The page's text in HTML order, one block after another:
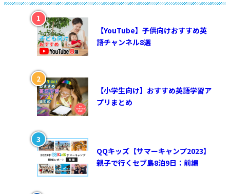
【YouTube】子供向けおすすめ英
語チャンネル8選
【小学生向け】おすすめ英語学習ア
プリまとめ
QQキッズ【サマーキャンプ2023】
親子で行くセブ島8泊9日：前編